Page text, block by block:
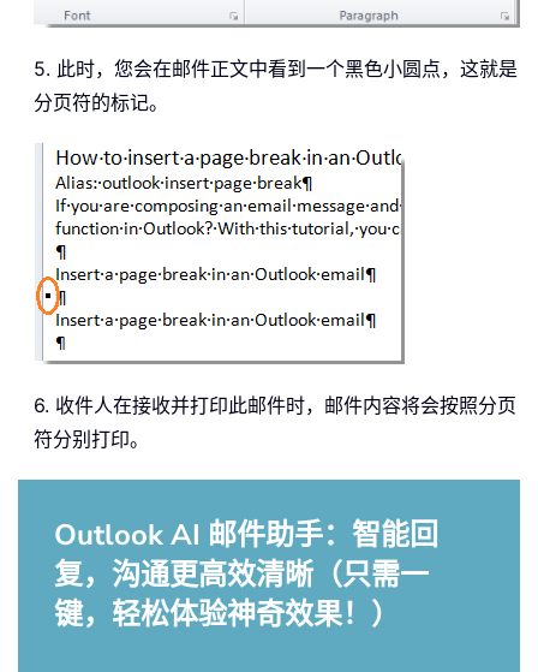
5. 此时，您会在邮件正文中看到一个黑色小圆点，这就是
分页符的标记。
6. 收件人在接收并打印此邮件时，邮件内容将会按照分页
符分别打印。
Outlook AI 邮件助手：智能回
复，沟通更高效清晰（只需一
键，轻松体验神奇效果！）